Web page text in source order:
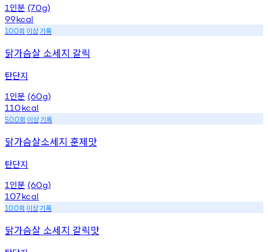
1 인분 (70g)
99kcal
100회 이상기록
닭가슴살 소세지 갈릭
탄단지
1 인분 (60g)
110kcal
500회 이상기록
닭가슴살소세지 훈제맛
탄단지
1 인분 (60g)
107kcal
100회 이상기록
닭가슴살 소세지 갈릭맛